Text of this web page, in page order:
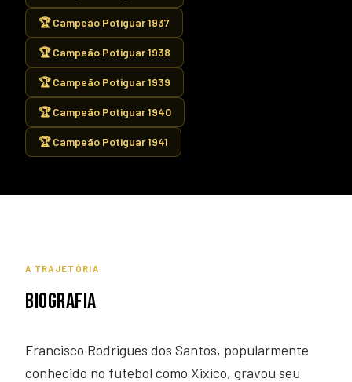
🏆 Campeão Potiguar 1937
🏆 Campeão Potiguar 1938
🏆 Campeão Potiguar 1939
🏆 Campeão Potiguar 1940
🏆 Campeão Potiguar 1941
A TRAJETÓRIA
BIOGRAFIA
Francisco Rodrigues dos Santos, popularmente
conhecido no futebol como Xixico, gravou seu